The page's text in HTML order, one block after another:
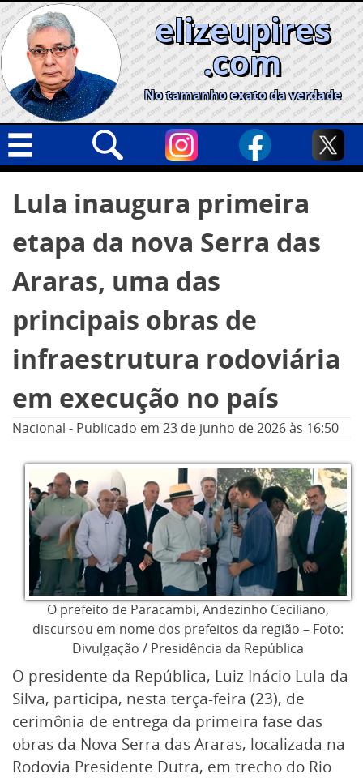
Skip
to
content
elizeupires
.com
No tamanho exato da verdade
Geral
Cidades
Política
Opinião
Informe especial
por:
Lula inaugura primeira
etapa da nova Serra das
Araras, uma das
principais obras de
infraestrutura rodoviária
em execução no país
Nacional - Publicado em 23 de junho de 2026às 16:50
O prefeito de Paracambi, Andezinho Ceciliano,
discursou em nome dos prefeitos da região – Foto:
Divulgação / Presidência da República
O presidente da República, Luiz Inácio Lula da
Silva, participa, nesta terça-feira (23), de
cerimônia de entrega da primeira fase das
obras da Nova Serra das Araras, localizada na
Rodovia Presidente Dutra, em trecho do Rio